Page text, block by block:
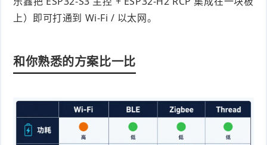
上）即可打通到 Wi-Fi / 以太网。
和你熟悉的方案比一比